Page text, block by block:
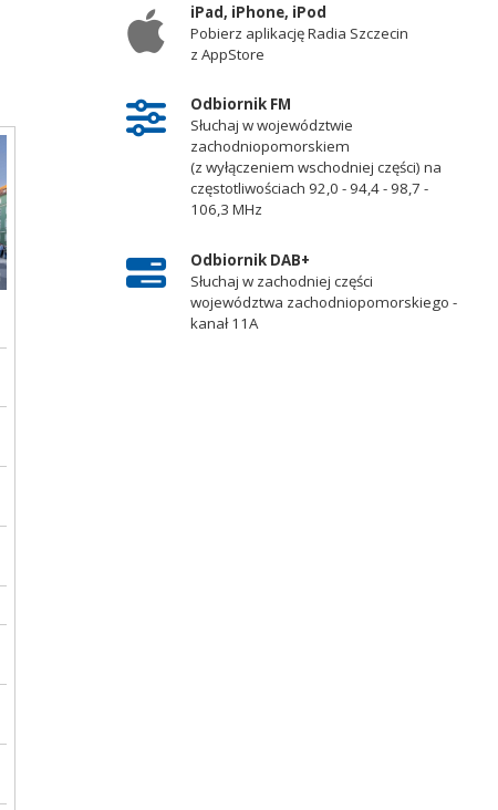
iPad, iPhone, iPod
Pobierz aplikację Radia Szczecin
z AppStore
Odbiornik FM
Słuchaj w województwie
zachodniopomorskiem
(z wyłączeniem wschodniej części) na
częstotliwościach 92,0 - 94,4 - 98,7 -
106,3 MHz
Odbiornik DAB+
Słuchaj w zachodniej części
województwa zachodniopomorskiego -
kanał 11A